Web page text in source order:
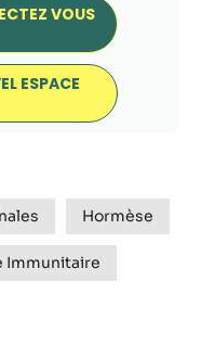
VOUS
ESPACE
Hormèse
Immunitaire
votre visite.
cookies,
partageant
intérêt et